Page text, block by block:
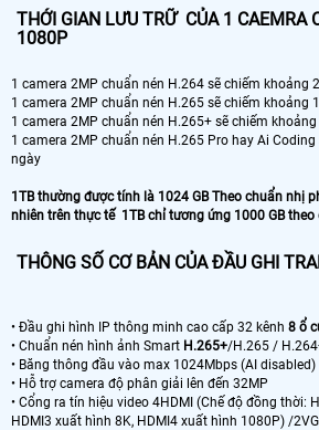
THỚI GIAN LƯU TRỮ CỦA 1 CAEMRA
1080P
1 camera 2MP chuẩn nén H.264 sẽ chiếm khoảng
1 camera 2MP chuẩn nén H.265 sẽ chiếm khoảng
1 camera 2MP chuẩn nén H.265+ sẽ chiếm
1 camera 2MP chuẩn nén H.265 Pro hay Ai
ngày
1TB thường được tính là 1024 GB Theo chuẩn nhị
nhiên trên thực tế 1TB chỉ tương ứng 1000 GB theo
THÔNG SỐ CƠ BẢN CỦA ĐẦU GHI
• Đầu ghi hình IP thông minh cao cấp 32 kênh 8 ổ
• Chuẩn nén hình ảnh Smart H.265+/H.265 /
• Băng thông đầu vào max 1024Mbps (AI disabled)
• Hỗ trợ camera độ phân giải lên đến 32MP
• Cổng ra tín hiệu video 4HDMI (Chế độ đồng thời:
HDMI3 xuất hình 8K, HDMI4 xuất hình 1080P) /